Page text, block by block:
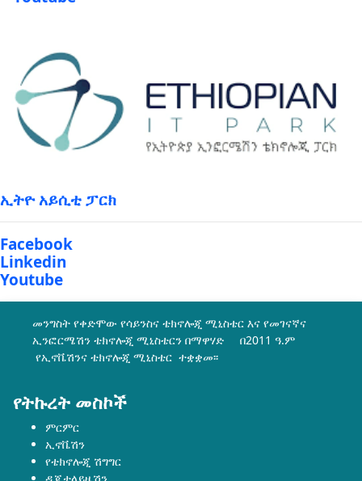
ኢትዮ አይሲቲ ፓርክ
Facebook
Linkedin
Youtube
መንግስት የቀድሞው የሳይንስና ቴክኖሎጂ ሚኒስቴር እና የመገናኛና
ኢንፎርሜሽን ቴክኖሎጂ ሚኒስቴርን በማዋሃድ በ2011 ዓ.ም
የኢኖቬሽንና ቴክኖሎጂ ሚኒስቴር ተቋቋመ፡፡
የትኩረት መስኮች
ምርምር
ኢኖቬሽን
የቴክኖሎጂ ሽግግር